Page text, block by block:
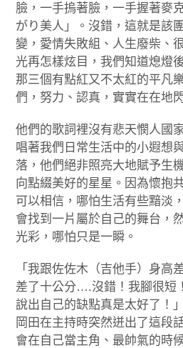
臉，一手摀著臉，一手握著麥
がり美人」。沒錯，這就是該
變，愛情失敗組、人生廢柴、
光再怎樣炫目，我們知道熄燈
那三個有點紅又不太紅的平凡
們，努力、認真，實實在在地
他們的歌詞裡沒有悲天憫人國
唱著我們日常生活中的小遐想
落，他們絕非照亮大地賦予生
向點綴美好的星星。因為懷抱
可以相信，哪怕生活有些黯淡
會找到一片屬於自己的舞台，
光彩，哪怕只是一瞬。
「我跟佐佐木（吉他手）身高
差了十公分….沒錯！我腳很短
說出自己的缺點真是太好了！
岡田在主持時突然迸出了這段
會在自己當主角、最帥氣的時